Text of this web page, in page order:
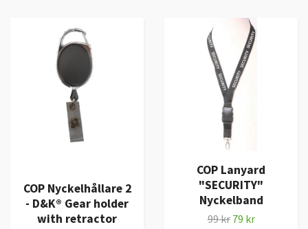
COP Nyckelhållare 2
- D&K® Gear holder
with retractor
COP Lanyard
"SECURITY"
Nyckelband
99 kr 79 kr